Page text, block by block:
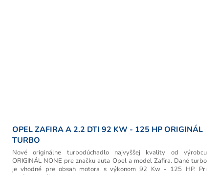
OPEL ZAFIRA A 2.2 DTI 92 KW - 125 HP ORIGINÁL
TURBO
Nové originálne turbodúchadlo najvyššej kvality od výrobcu
ORIGINÁL NONE pre značku auta Opel a model Zafira. Dané turbo
je vhodné pre obsah motora s výkonom 92 Kw - 125 HP. Pri